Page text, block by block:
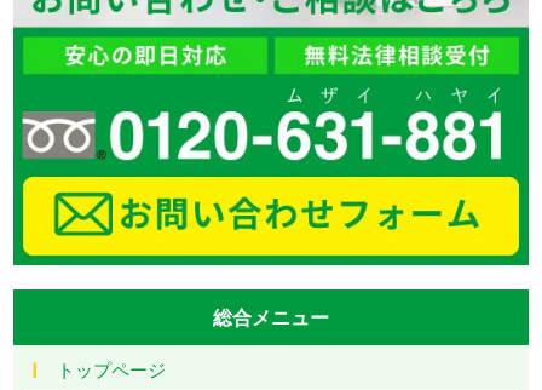
総合メニュー
トップページ